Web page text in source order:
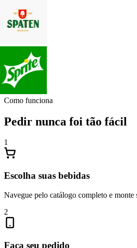
Como funciona
Pedir nunca foi tão fácil
1
Escolha suas bebidas
Navegue pelo catálogo completo e monte
2
Faça seu pedido